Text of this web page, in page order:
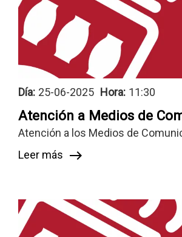
Día: 25-06-2025 Hora: 11:30
Atención a Medios de
Atención a los Medios de
Leer más east